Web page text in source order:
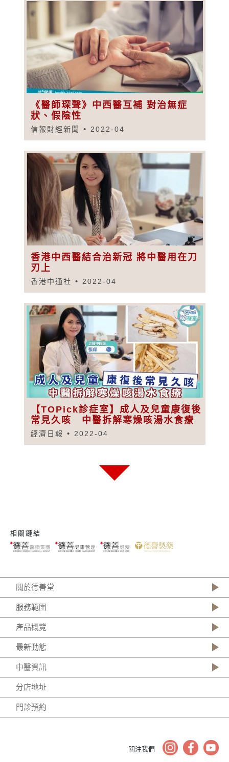
《醫師琛聲》中西醫互補 對治無症
狀、假陰性
信報財經新聞 2022-04
香港中西醫結合治新冠 將中醫用在刀
刃上
香港中通社 2022-04
【TOPick診症室】成人及兒童康復後
常見久咳 中醫拆解寒燥咳湯水食療
經濟日報 2022-04
相關鏈結
關於德善堂
服務範圍
產品概覽
最新動態
中醫資訊
分店地址
門診預約
關注我們